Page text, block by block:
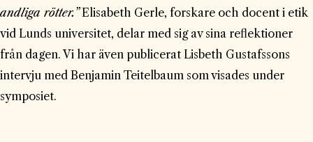
andliga rötter.”Elisabeth Gerle, forskare och docent i etik
vid Lunds universitet, delar med sig av sina reflektioner
från dagen. Vi har även publicerat Lisbeth Gustafssons
intervju med Benjamin Teitelbaum som visades under
symposiet.